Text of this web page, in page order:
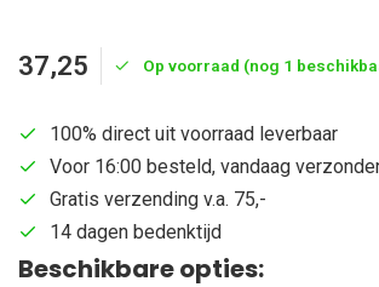
37,25 Op voorraad (nog 1
100% direct uit voorraad leverbaar
Voor 16:00 besteld, vandaag
Gratis verzending v.a. 75,-
14 dagen bedenktijd
Beschikbare opties: